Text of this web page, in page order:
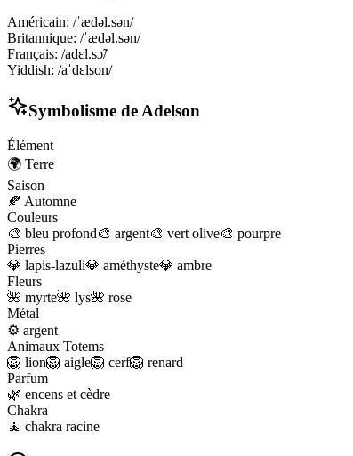
Américain: /ˈædəl.sən/
Britannique: /ˈædəl.sən/
Français: /adɛl.sɔ̃/
Yiddish: /aˈdɛlson/
Symbolisme de Adelson
Élément
🌍 Terre
Saison
🍂 Automne
Couleurs
🎨 bleu profond🎨 argent🎨 vert olive🎨 pourpre
Pierres
💎 lapis-lazuli💎 améthyste💎 ambre
Fleurs
🌺 myrte🌺 lys🌺 rose
Métal
⚙️ argent
Animaux Totems
🦁 lion🦁 aigle🦁 cerf🦁 renard
Parfum
🌿 encens et cèdre
Chakra
🧘 chakra racine